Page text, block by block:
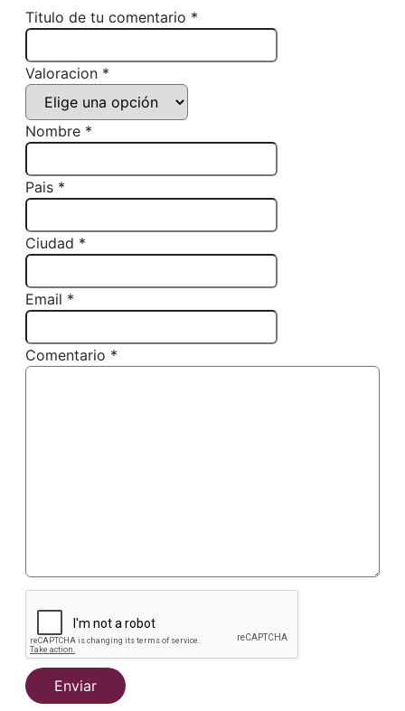
Titulo de tu comentario *
Valoracion *
Nombre *
Pais *
Ciudad *
Email *
Comentario *
Enviar